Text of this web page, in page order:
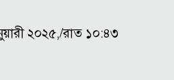
২০২৫,/রাত ১০:৪৩